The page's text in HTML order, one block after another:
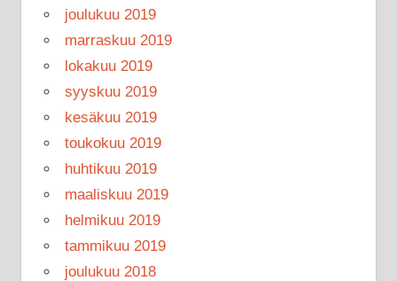
joulukuu 2019
marraskuu 2019
lokakuu 2019
syyskuu 2019
kesäkuu 2019
toukokuu 2019
huhtikuu 2019
maaliskuu 2019
helmikuu 2019
tammikuu 2019
joulukuu 2018